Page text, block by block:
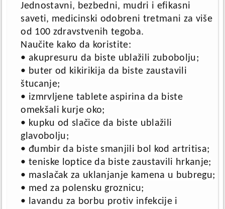
Jednostavni, bezbedni, mudri i efikasni
saveti, medicinski odobreni tretmani za više
od 100 zdravstvenih tegoba.
Naučite kako da koristite:
• akupresuru da biste ublažili zubobolju;
• buter od kikirikija da biste zaustavili
štucanje;
• izmrvljene tablete aspirina da biste
omekšali kurje oko;
• kupku od slačice da biste ublažili
glavobolju;
• đumbir da biste smanjili bol kod artritisa;
• teniske loptice da biste zaustavili hrkanje;
• maslačak za uklanjanje kamena u bubregu;
• med za polensku groznicu;
• lavandu za borbu protiv infekcije i